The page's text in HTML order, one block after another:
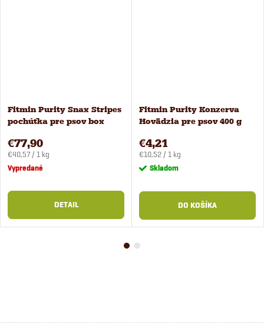
Fitmin Purity Snax Stripes
pochúťka pre psov box
€77,90
Jednotková
cena:
€40,57 / 1 kg
Vypredané
DETAIL
Fitmin Purity Konzerva
Hovädzia pre psov 400 g
€4,21
Jednotková
cena:
€10,52 / 1 kg
Skladom
DO KOŠÍKA